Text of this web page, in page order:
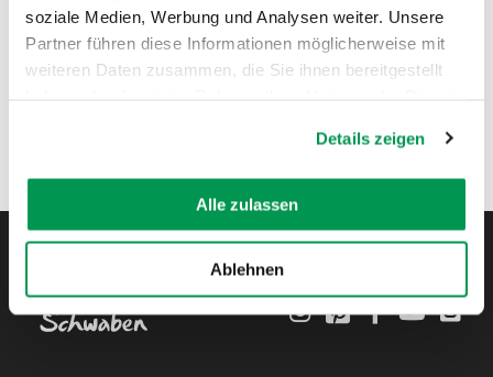
soziale Medien, Werbung und Analysen weiter. Unsere
Partner führen diese Informationen möglicherweise mit
weiteren Daten zusammen, die Sie ihnen bereitgestellt
Details zeigen
Alle zulassen
Ablehnen
YouTube